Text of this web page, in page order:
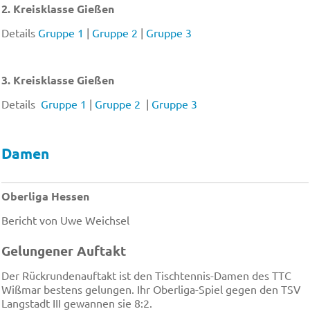
2. Kreisklasse Gießen
Details Gruppe 1 | Gruppe 2 | Gruppe 3
3. Kreisklasse Gießen
Details Gruppe 1 | Gruppe 2 | Gruppe 3
Damen
Oberliga Hessen
Bericht von Uwe Weichsel
Gelungener Auftakt
Der Rückrundenauftakt ist den Tischtennis-Damen des TTC
Wißmar bestens gelungen. Ihr Oberliga-Spiel gegen den TSV
Langstadt III gewannen sie 8:2.